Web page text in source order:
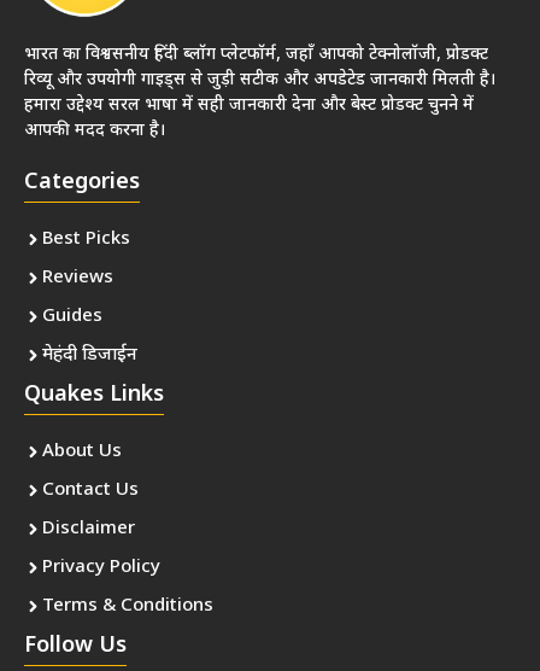
भारत का विश्वसनीय हिंदी ब्लॉग प्लेटफॉर्म, जहाँ आपको टेक्नोलॉजी, प्रोडक्ट
रिव्यू और उपयोगी गाइड्स से जुड़ी सटीक और अपडेटेड जानकारी मिलती है।
हमारा उद्देश्य सरल भाषा में सही जानकारी देना और बेस्ट प्रोडक्ट चुनने में
आपकी मदद करना है।
Categories
Best Picks
Reviews
Guides
मेहंदी डिजाईन
Quakes Links
About Us
Contact Us
Disclaimer
Privacy Policy
Terms & Conditions
Follow Us